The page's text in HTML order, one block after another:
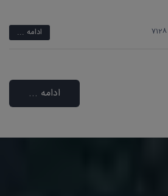
ادامه ...
ادامه ...